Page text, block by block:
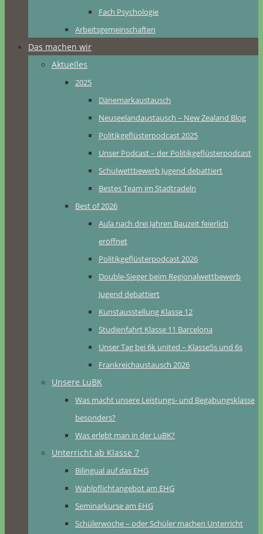
Fach Psychologie
Arbeitsgemeinschaften
Das machen wir
Aktuelles
2025
Dänemarkaustausch
Neuseelandaustausch – New Zealand Blog
Politikgeflüsterpodcast 2025
Unser Podcast – der Politikgeflüsterpodcast
Schulwettbewerb Jugend debattiert
Bestes Team im Stadtradeln
Best of 2026
Aula nach drei Jahren Bauzeit feierlich
eröffnet
Politikgeflüsterpodcast 2026
Double-Sieger beim Regionalwettbewerb
Jugend debattiert
Kunstausstellung Klasse 12
Studienfahrt Klasse 11 Barcelona
Unser Tag bei 6k united – Klasse5s und 6s
Frankreichaustausch 2026
Unsere LuBK
Was macht unsere Leistungs- und Begabungsklasse
besonders?
Was erlebt man in der LuBK?
Unterricht ab Klasse 7
Bilingual auf das EHG
Wahlpflichtangebot am EHG
Seminarkurse am EHG
Schülerwoche – oder Schüler machen Unterricht